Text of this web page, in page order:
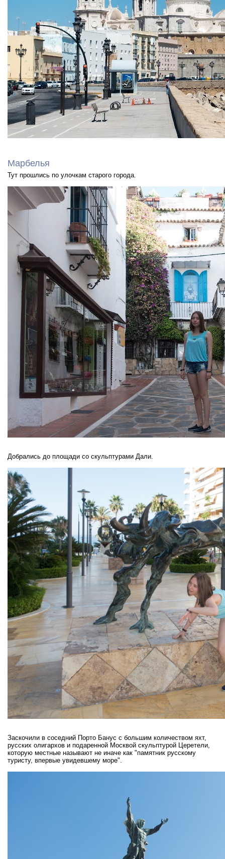
Марбелья
Тут прошлись по улочкам старого города.
Добрались до площади со скульптурами Дали.
Заскочили в соседний Порто Банус с большим количеством яхт,
русских олигархов и подаренной Москвой скульптурой Церетели,
которую местные называют не иначе как "памятник русскому
туристу, впервые увидевшему море".